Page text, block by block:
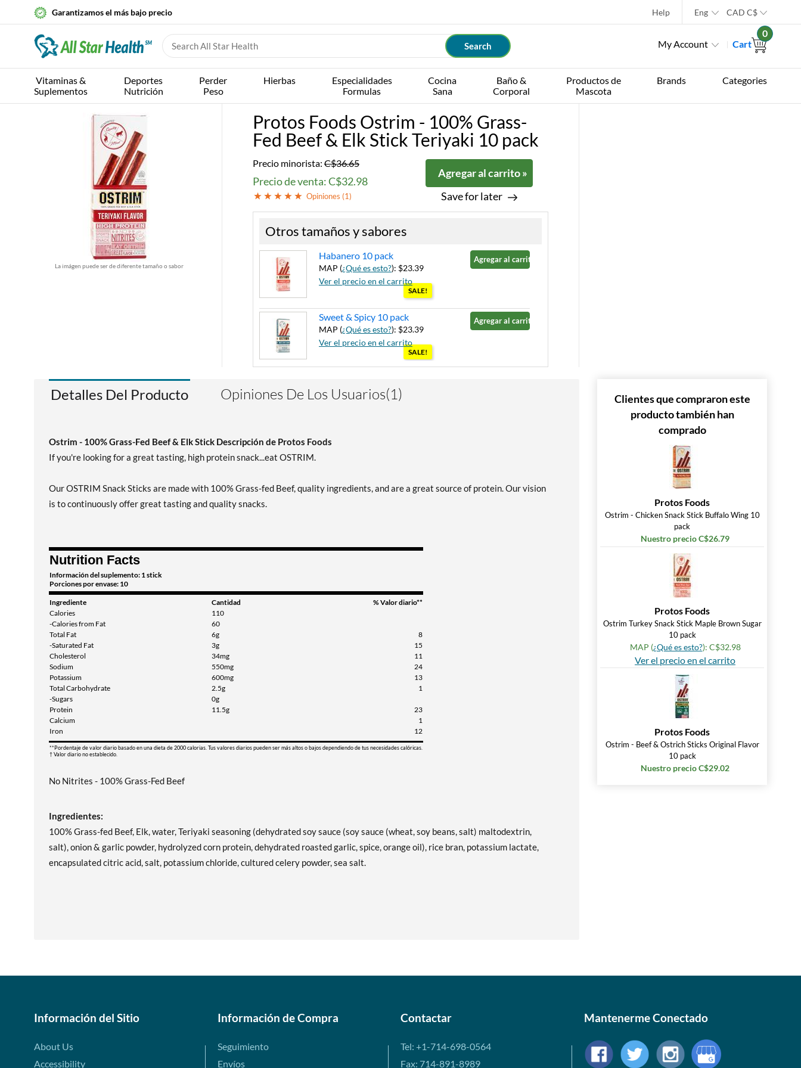
Garantizamos el más bajo precio Help Eng CAD C$
My Account Cart
0
Vitaminas &
Suplementos
Deportes
Nutrición
Perder
Peso
Hierbas
Especialidades
Formulas
Cocina
Sana
Baño &
Corporal
Productos de
Mascota
Brands Categories
La imágen puede ser de diferente tamaño o sabor
Protos Foods Ostrim - 100% Grass-
Fed Beef & Elk Stick Teriyaki 10 pack
Precio minorista: C$36.65
Precio de venta: C$32.98
Opiniones (1)
Agregar al carrito »
Save for later
Otros tamaños y sabores
Habanero 10 pack
MAP (¿Qué es esto?): $23.39
Ver el precio en el carrito
SALE!
Agregar al carrito »
Sweet & Spicy 10 pack
MAP (¿Qué es esto?): $23.39
Ver el precio en el carrito
SALE!
Agregar al carrito »
Detalles Del Producto Opiniones De Los Usuarios(1)
Ostrim - 100% Grass-Fed Beef & Elk Stick Descripción de Protos Foods
If you're looking for a great tasting, high protein snack...eat OSTRIM.
Our OSTRIM Snack Sticks are made with 100% Grass-fed Beef, quality ingredients, and are a great source of protein. Our vision
is to continuously offer great tasting and quality snacks.
Nutrition Facts
Información del suplemento: 1 stick
Porciones por envase: 10
Ingrediente Cantidad
% Valor diario**
Calories
110
-Calories from Fat
60
Total Fat
6g
8
-Saturated Fat
3g
15
Cholesterol
34mg
11
Sodium
550mg
24
Potassium
600mg
13
Total Carbohydrate
2.5g
1
-Sugars
0g
Protein
11.5g
23
Calcium
1
Iron
12
**Pordentaje de valor diario basado en una dieta de 2000 calorias. Tus valores diarios pueden ser más altos o bajos dependiendo de tus necesidades calóricas.
† Valor diario no establecido.
No Nitrites - 100% Grass-Fed Beef
Ingredientes:
100% Grass-fed Beef, Elk, water, Teriyaki seasoning (dehydrated soy sauce (soy sauce (wheat, soy beans, salt) maltodextrin,
salt), onion & garlic powder, hydrolyzed corn protein, dehydrated roasted garlic, spice, orange oil), rice bran, potassium lactate,
encapsulated citric acid, salt, potassium chloride, cultured celery powder, sea salt.
Clientes que compraron este
producto también han
comprado
Protos Foods
Ostrim - Chicken Snack Stick Buffalo Wing 10
pack
Nuestro precio C$26.79
Protos Foods
Ostrim Turkey Snack Stick Maple Brown Sugar
10 pack
MAP (¿Qué es esto?): C$32.98
Ver el precio en el carrito
Protos Foods
Ostrim - Beef & Ostrich Sticks Original Flavor
10 pack
Nuestro precio C$29.02
Información del Sitio
About Us
Accessibility
Información de Compra
Seguimiento
Envíos
Contactar
Tel: +1-714-698-0564
Fax: 714-891-8989
Mantenerme Conectado